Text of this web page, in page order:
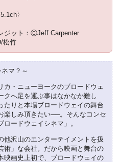
〉
ジット：ⒸJeff Carpenter
松竹
マ？～
カ・ニューヨークのブロードウェ
クへ足を運ぶ事はなかなか難し
たりと本場ブロードウェイの舞台
楽しみ頂きたい──。そんなコンセ
ードウェイシネマ」。
他沢山のエンターテイメントを扱
術」な会社。だから映画と舞台の
映画史上初で、ブロードウェイの